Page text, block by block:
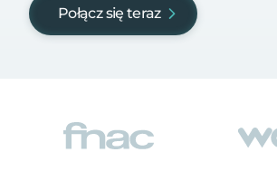
Połącz się teraz